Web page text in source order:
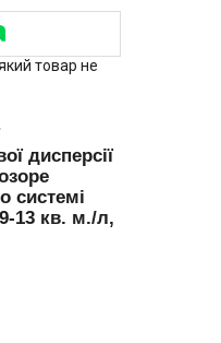
товар не
дисперсії
системі
13 кв. м./л,